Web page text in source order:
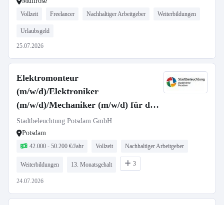
Vollzeit Freelancer Nachhaltiger Arbeitgeber Weiterbildungen
Urlaubsgeld
25.07.2026
Elektromonteur
(m/w/d)/Elektroniker
(m/w/d)/Mechaniker (m/w/d) für die
Straßenbeleuchtung
Stadtbeleuchtung Potsdam GmbH
Potsdam
42.000 - 50.200 €/Jahr Vollzeit Nachhaltiger Arbeitgeber
Weiterbildungen 13. Monatsgehalt 3
24.07.2026